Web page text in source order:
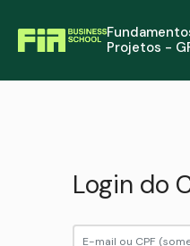
Projetos -
Login do